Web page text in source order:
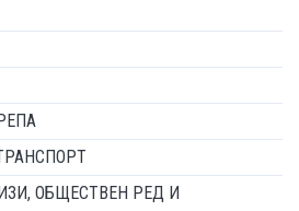
ОБЩЕСТВЕН РЕД И